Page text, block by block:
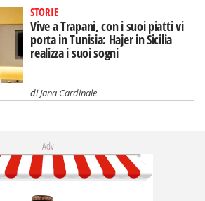
STORIE
Vive a Trapani, con i suoi piatti vi
porta in Tunisia: Hajer in Sicilia
realizza i suoi sogni
diJana Cardinale
Adv